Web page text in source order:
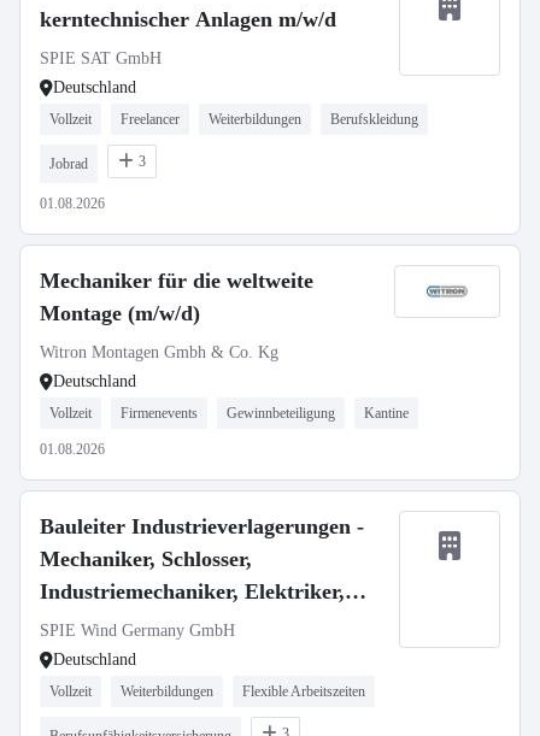
kerntechnischer Anlagen m/w/d
SPIE SAT GmbH
Deutschland
Vollzeit Freelancer Weiterbildungen Berufskleidung
Jobrad 3
01.08.2026
Mechaniker für die weltweite
Montage (m/w/d)
Witron Montagen Gmbh & Co. Kg
Deutschland
Vollzeit Firmenevents Gewinnbeteiligung Kantine
01.08.2026
Bauleiter Industrieverlagerungen -
Mechaniker, Schlosser,
Industriemechaniker, Elektriker,
Techniker m/w/d
SPIE Wind Germany GmbH
Deutschland
Vollzeit Weiterbildungen Flexible Arbeitszeiten